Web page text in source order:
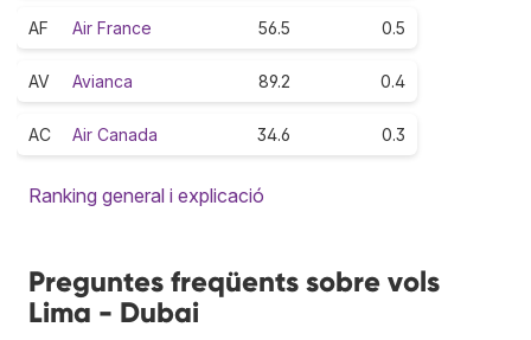
AF Air France 56.5 0.5
AV Avianca 89.2 0.4
AC Air Canada 34.6 0.3
Ranking general i explicació
Preguntes freqüents sobre vols
Lima - Dubai